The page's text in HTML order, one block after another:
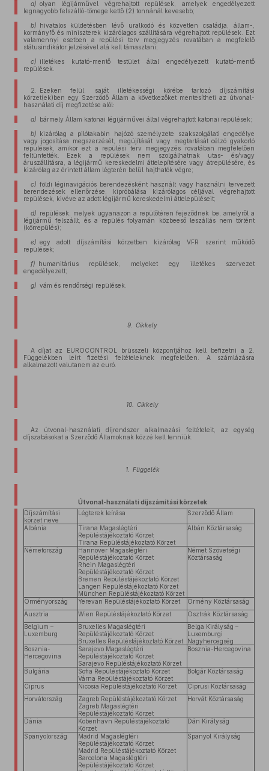
a) olyan légijárművel végrehajtott repülések, amelyek engedélyezett
legnagyobb felszálló-tömege kettő (2) tonnánál kevesebb;
b) hivatalos küldetésben lévő uralkodó és közvetlen családja, állam-,
kormányfő és miniszterek kizárólagos szállítására végrehajtott repülések. Ezt
valamennyi esetben a repülési terv megjegyzés rovatában a megfelelő
státusindikátor jelzésével alá kell támasztani;
c) illetékes kutató-mentő testület által engedélyezett kutató-mentő
repülések.
2. Ezeken felül, saját illetékességi körébe tartozó díjszámítási
körzet(ek)ben egy Szerződő Állam a következőket mentesítheti az útvonal-
használati díj megfizetése alól:
a) bármely Állam katonai légijárművei által végrehajtott katonai repülések;
b) kizárólag a pilótakabin hajózó személyzete szakszolgálati engedélye
vagy jogosítása megszerzését, megújítását vagy megtartását célzó gyakorló
repülések, amikor ezt a repülési terv megjegyzés rovatában megfelelően
feltüntették. Ezek a repülések nem szolgálhatnak utas- és/vagy
áruszállításra, a légijármű kereskedelmi áttelepítésére vagy átrepülésére, és
kizárólag az érintett állam légterén belül hajthatók végre;
c) földi léginavigációs berendezésként használt vagy használni tervezett
berendezések ellenőrzése, kipróbálása kizárólagos céljával végrehajtott
repülések, kivéve az adott légijármű kereskedelmi áttelepüléseit;
d) repülések, melyek ugyanazon a repülőtéren fejeződnek be, amelyről a
légijármű felszállt, és a repülés folyamán közbeeső leszállás nem történt
(körrepülés);
e) egy adott díjszámítási körzetben kizárólag VFR szerint működő
repülések;
f) humanitárius repülések, melyeket egy illetékes szervezet
engedélyezett;
g) vám és rendőrségi repülések.
9. Cikkely
A díjat az EUROCONTROL brüsszeli központjához kell befizetni a 2.
Függelékben leírt fizetési feltételeknek megfelelően. A számlázásra
alkalmazott valutanem az euró.
10. Cikkely
Az útvonal-használati díjrendszer alkalmazási feltételeit, az egység
díjszabásokat a Szerződő Államoknak közzé kell tenniük.
1. Függelék
Útvonal-használati díjszámítási körzetek
Díjszámítási
körzet neve
Légterek leírása Szerződő Állam
Albánia
Tirana Magaslégtéri
Repüléstájékoztató Körzet
Tirana Repüléstájékoztató Körzet
Albán Köztársaság
Németország
Hannover Magaslégtéri
Repüléstájékoztató Körzet
Rhein Magaslégtéri
Repüléstájékoztató Körzet
Bremen Repüléstájékoztató Körzet
Langen Repüléstájékoztató Körzet
München Repüléstájékoztató Körzet
Német Szövetségi
Köztársaság
Örményország Yerevan Repüléstájékoztató Körzet
Örmény Köztársaság
Ausztria
Wien Repüléstájékoztató Körzet
Osztrák Köztársaság
Belgium –
Luxemburg
Bruxelles Magaslégtéri
Repüléstájékoztató Körzet
Bruxelles Repüléstájékoztató Körzet
Belga Királyság –
Luxemburgi
Nagyhercegség
Bosznia-
Hercegovina
Sarajevo Magaslégtéri
Repüléstájékoztató Körzet
Sarajevo Repüléstájékoztató Körzet
Bosznia-Hercegovina
Bulgária
Sofia Repüléstájékoztató Körzet
Várna Repüléstájékoztató Körzet
Bolgár Köztársaság
Ciprus Nicosia Repüléstájékoztató Körzet
Ciprusi Köztársaság
Horvátország
Zagreb Repüléstájékoztató Körzet
Zagreb Magaslégtéri
Repüléstájékoztató Körzet
Horvát Köztársaság
Dánia
Kobenhavn Repüléstájékoztató
Körzet
Dán Királyság
Spanyolország
Madrid Magaslégtéri
Repüléstájékoztató Körzet
Madrid Repüléstájékoztató Körzet
Barcelona Magaslégtéri
Repüléstájékoztató Körzet
Spanyol Királyság